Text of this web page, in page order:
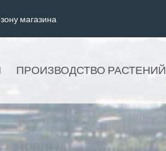
магазина
ПРОИЗВОДСТВО РАСТЕНИЙ